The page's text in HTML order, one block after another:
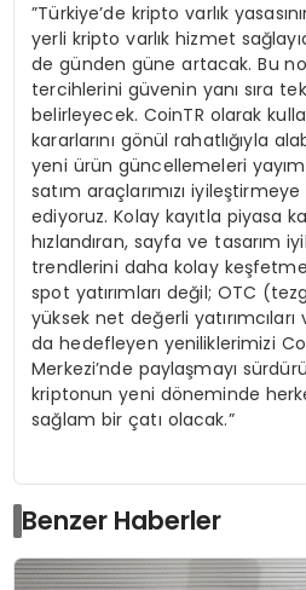
”Türkiye’de kripto varlık
yerli kripto varlık hizmet
de günden güne artacak. Bu
tercihlerini güvenin yanı sıra
belirleyecek. CoinTR olarak
kararlarını gönül rahatlığıyla
yeni ürün güncellemeleri
satım araçlarımızı
ediyoruz. Kolay kayıtla piyasa
hızlandıran, sayfa ve tasarım
trendlerini daha kolay
spot yatırımları değil; OTC
yüksek net değerli
da hedefleyen yeniliklerimizi
Merkezi’nde paylaşmayı
kriptonun yeni döneminde
sağlam bir çatı olacak.”
Benzer Haberler